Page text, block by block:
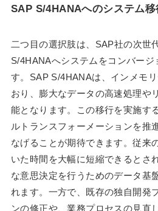
SAP S/4HANAへのシステム移
二つ目の選択肢は、SAP社の次世
S/4HANAへシステムをコンバー
す。SAP S/4HANAは、インメモ
おり、膨大なデータの高速処理や
能となります。この移行を実施す
ルトランスフォーメーションを推
なげることが期待できます。従来
いた時間を大幅に短縮できるとさ
な意思決定を行うためのデータ基
れます。一方で、既存の独自開発
ンの修正や、業務プロセスの見直